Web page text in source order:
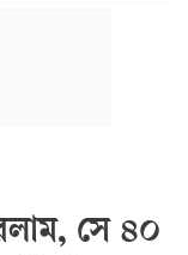
সে ৪০